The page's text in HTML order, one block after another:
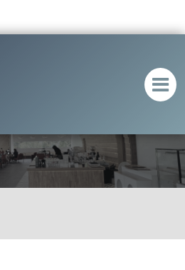
อ.โพธาราม